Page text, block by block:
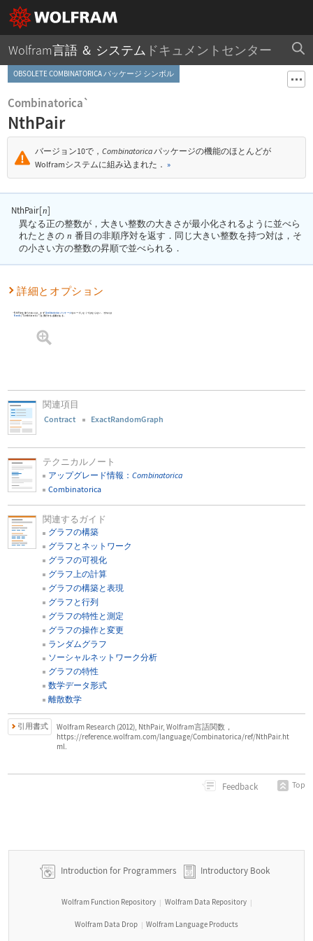
Wolfram言語 ＆ システム ドキュメントセンター
OBSOLETE COMBINATORICA パッケージ シンボル
Combinatorica`
NthPair
バージョン10で， Combinatoricaパッケージの機能のほとんどが
Wolframシステムに組み込まれた． »
NthPair[n]
異なる正の整数が，大きい整数の大きさが最小化されるように並べら
れたときの n 番目の非順序対を返す．同じ大きい整数を持つ対は，そ
の小さい方の整数の昇順で並べられる．
詳細とオプション
NthPairを使うためには，まず Combinatoricaパッケージをロードしなくてはならない．それには
Needs
"Combinatorica`"] を実行する必要がある．
関連項目
Contract ExactRandomGraph
テクニカルノート
アップグレード情報：Combinatorica
Combinatorica
関連するガイド
グラフの構築
グラフとネットワーク
グラフの可視化
グラフ上の計算
グラフの構築と表現
グラフと行列
グラフの特性と測定
グラフの操作と変更
ランダムグラフ
ソーシャルネットワーク分析
グラフの特性
数学データ形式
離散数学
引用書式
Wolfram Research (2012), NthPair, Wolfram言語関数，
https://reference.wolfram.com/language/Combinatorica/ref/NthPair.ht
ml.
Feedback Top
Introduction for Programmers Introductory Book
Wolfram Function Repository | Wolfram Data Repository |
Wolfram Data Drop | Wolfram Language Products